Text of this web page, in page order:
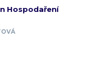
Hospodaření